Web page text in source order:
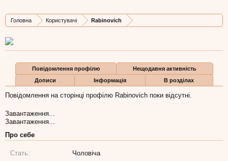
Головна Користувачі Rabinovich
Дописів
2.197
Карма
138
Бали
63
Повідомлення профілю
Нещодавня активність
Дописи
Інформація В розділах
Повідомлення на сторінці профілю Rabinovich поки відсутні.
Завантаження...
Завантаження...
Про себе
Стать:
Чоловіча